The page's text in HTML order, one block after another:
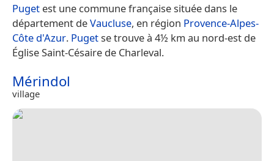
Puget est une commune française située dans le
département deVaucluse, en région Provence-Alpes-
Côte d'Azur. Pugetse trouve à 4½ km au nord-est de
Église Saint-Césaire de Charleval.
Mérindol
village